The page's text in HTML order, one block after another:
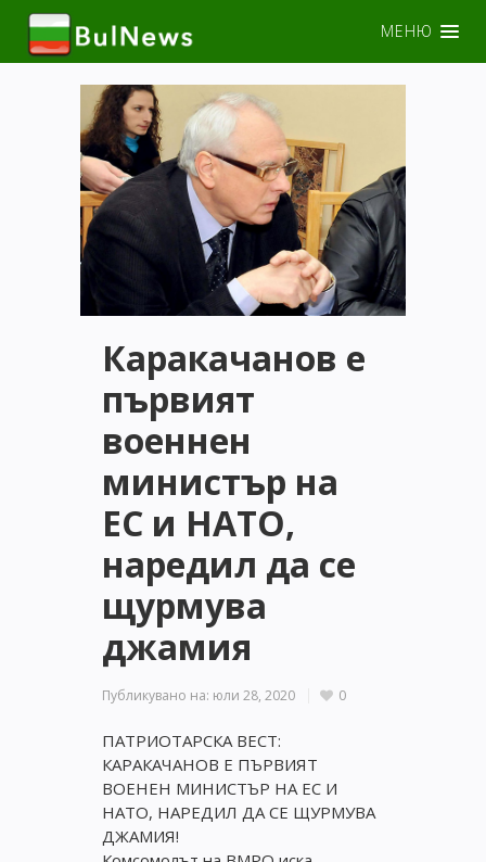
МЕНЮ
Каракачанов е
първият
военнен
министър на
ЕС и НАТО,
наредил да се
щурмува
джамия
Публикувано на: юли 28, 2020 0
ПАТРИОТАРСКА ВЕСТ:
КАРАКАЧАНОВ Е ПЪРВИЯТ
ВОЕНЕН МИНИСТЪР НА ЕС И
НАТО, НАРЕДИЛ ДА СЕ ЩУРМУВА
ДЖАМИЯ!